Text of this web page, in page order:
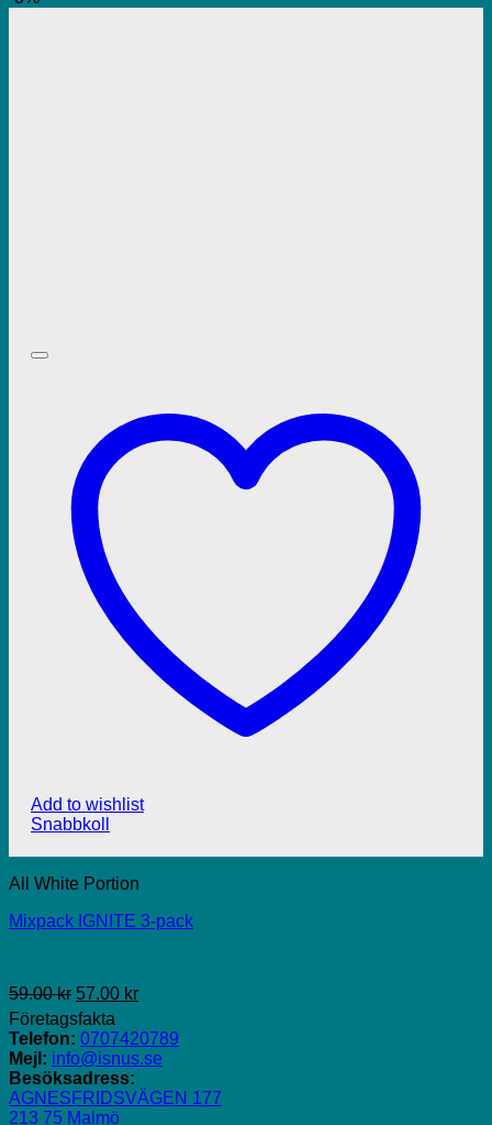
Add to wishlist
Snabbkoll
All White Portion
Mixpack IGNITE 3-pack
59.00kr Det
ursprungliga
priset
var:
59.00 kr.
57.00 krDet
priset
är:
57.00 kr.
Företagsfakta
Telefon: 0707420789
Mejl: info@isnus.se
Besöksadress:
AGNESFRIDSVÄGEN 177
213 75 Malmö